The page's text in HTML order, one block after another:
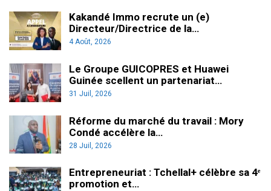
Kakandé Immo recrute un (e)
Directeur/Directrice de la…
4 Août, 2026
Le Groupe GUICOPRES et Huawei
Guinée scellent un partenariat…
31 Juil, 2026
Réforme du marché du travail : Mory
Condé accélère la…
28 Juil, 2026
Entrepreneuriat : Tchellal+ célèbre sa 4ᵉ
promotion et…